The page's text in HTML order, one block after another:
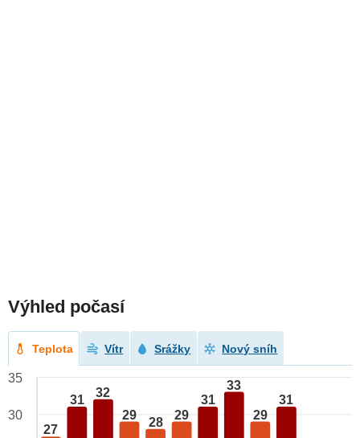
Výhled počasí
Teplota Vítr Srážky Nový sníh
27
31
32
29
28
29
31
33
29
31
35
30